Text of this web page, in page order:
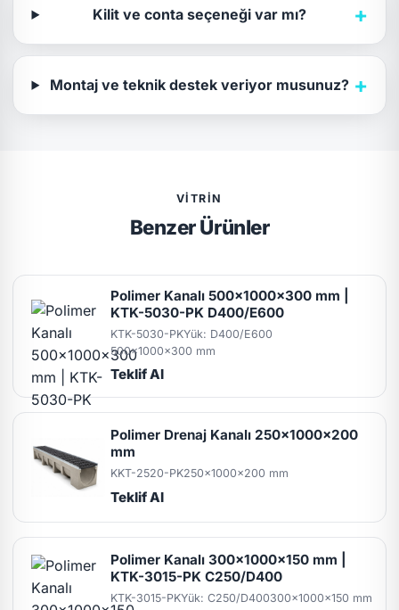
Kilit ve conta seçeneği var mı? +
Montaj ve teknik destek veriyor musunuz? +
VITRIN
Benzer Ürünler
Polimer Kanalı 500x1000x300 mm |
KTK-5030-PK D400/E600
KTK-5030-PKYük: D400/E600
500x1000x300 mm
Teklif Al
Polimer Drenaj Kanalı 250x1000x200
mm
KKT-2520-PK250x1000x200 mm
Teklif Al
Polimer Kanalı 300x1000x150 mm |
KTK-3015-PK C250/D400
KTK-3015-PKYük: C250/D400300x1000x150 mm